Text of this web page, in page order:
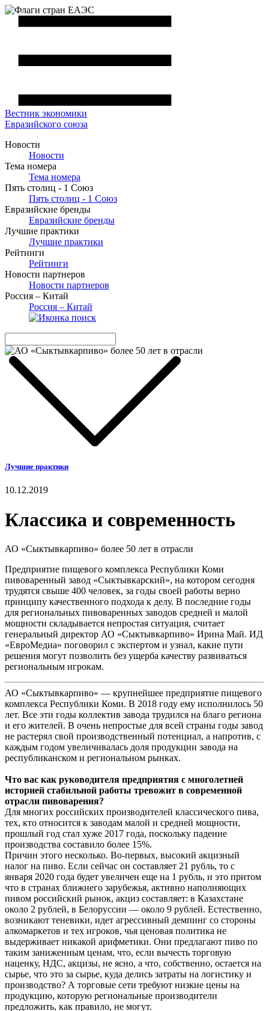
Вестник экономики
Евразийского союза
Новости
Новости
Тема номера
Тема номера
Пять столиц - 1 Союз
Пять столиц - 1 Союз
Евразийские бренды
Евразийские бренды
Лучшие практики
Лучшие практики
Рейтинги
Рейтинги
Новости партнеров
Новости партнеров
Россия – Китай
Россия – Китай
Лучшие практики
10.12.2019
Классика и современность
АО «Сыктывкарпиво» более 50 лет в отрасли
Предприятие пищевого комплекса Республики Коми
пивоваренный завод «Сыктывкарский», на котором сегодня
трудятся свыше 400 человек, за годы своей работы верно
принципу качественного подхода к делу. В последние годы
для региональных пивоваренных заводов средней и малой
мощности складывается непростая ситуация, считает
генеральный директор АО «Сыктывкарпиво» Ирина Май. ИД
«ЕвроМедиа» поговорил с экспертом и узнал, какие пути
решения могут позволить без ущерба качеству развиваться
региональным игрокам.
АО «Сыктывкарпиво» — крупнейшее предприятие пищевого
комплекса Республики Коми. В 2018 году ему исполнилось 50
лет. Все эти годы коллектив завода трудился на благо региона
и его жителей. В очень непростые для всей страны годы завод
не растерял свой производственный потенциал, а напротив, с
каждым годом увеличивалась доля продукции завода на
республиканском и региональном рынках.
Что вас как руководителя предприятия с многолетней
историей стабильной работы тревожит в современной
отрасли пивоварения?
Для многих российских производителей классического пива,
тех, кто относится к заводам малой и средней мощности,
прошлый год стал хуже 2017 года, поскольку падение
производства составило более 15%.
Причин этого несколько. Во-первых, высокий акцизный
налог на пиво. Если сейчас он составляет 21 рубль, то с
января 2020 года будет увеличен еще на 1 рубль, и это притом
что в странах ближнего зарубежья, активно наполняющих
пивом российский рынок, акциз составляет: в Казахстане
около 2 рублей, в Белоруссии — около 9 рублей. Естественно,
возникают теневики, идет агрессивный демпинг со стороны
алкомаркетов и тех игроков, чья ценовая политика не
выдерживает никакой арифметики. Они предлагают пиво по
таким заниженным ценам, что, если вычесть торговую
наценку, НДС, акцизы, не ясно, а что, собственно, остается на
сырье, что это за сырье, куда делись затраты на логистику и
производство? А торговые сети требуют низкие цены на
продукцию, которую региональные производители
предложить, как правило, не могут.